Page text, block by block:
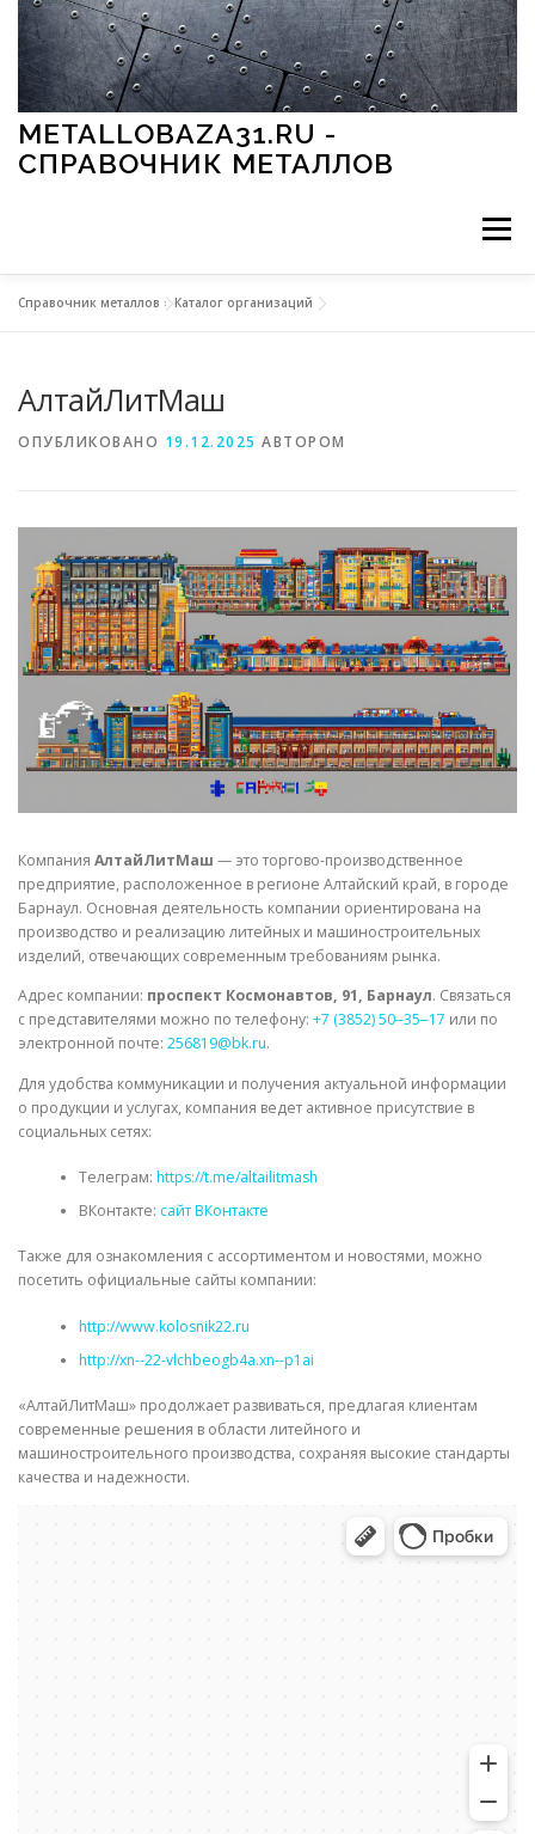
Перейти к содержимому
METALLOBAZA31.RU -
СПРАВОЧНИК МЕТАЛЛОВ
Меню
МЕТАЛЛЫ И ОКРУЖАЮЩАЯ СРЕДА
СВОЙСТВА МЕТАЛЛОВ СОРТА МЕТАЛЛОВ
СТАТЬИ
Справочник металлов »Каталог организаций
АлтайЛитМаш
ОПУБЛИКОВАНО 19.12.2025 АВТОРОМ
Компания АлтайЛитМаш — это торгово-производственное
предприятие, расположенное в регионе Алтайский край, в городе
Барнаул. Основная деятельность компании ориентирована на
производство и реализацию литейных и машиностроительных
изделий, отвечающих современным требованиям рынка.
Адрес компании: проспект Космонавтов, 91, Барнаул. Связаться
с представителями можно по телефону: +7 (3852) 50‒35‒17 или по
электронной почте: 256819@bk.ru.
Для удобства коммуникации и получения актуальной информации
о продукции и услугах, компания ведет активное присутствие в
социальных сетях:
Телеграм: https://t.me/altailitmash
ВКонтакте: сайт ВКонтакте
Также для ознакомления с ассортиментом и новостями, можно
посетить официальные сайты компании:
http://www.kolosnik22.ru
http://xn--22-vlchbeogb4a.xn--p1ai
«АлтайЛитМаш» продолжает развиваться, предлагая клиентам
современные решения в области литейного и
машиностроительного производства, сохраняя высокие стандарты
качества и надежности.